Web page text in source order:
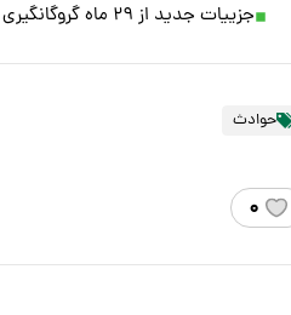
جزییات جدید از ۲۹ ماه گروگانگیری یک خانواده در رشت
حوادث
۰